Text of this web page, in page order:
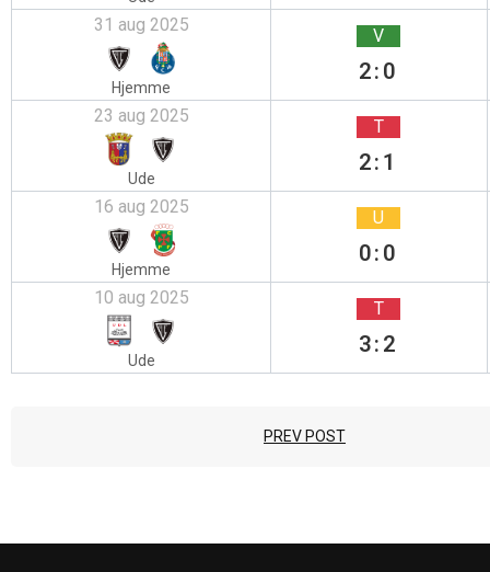
31 aug 2025
Hjemme
V
2:0
23 aug 2025
Ude
T
2:1
16 aug 2025
Hjemme
U
0:0
10 aug 2025
Ude
T
3:2
PREV POST